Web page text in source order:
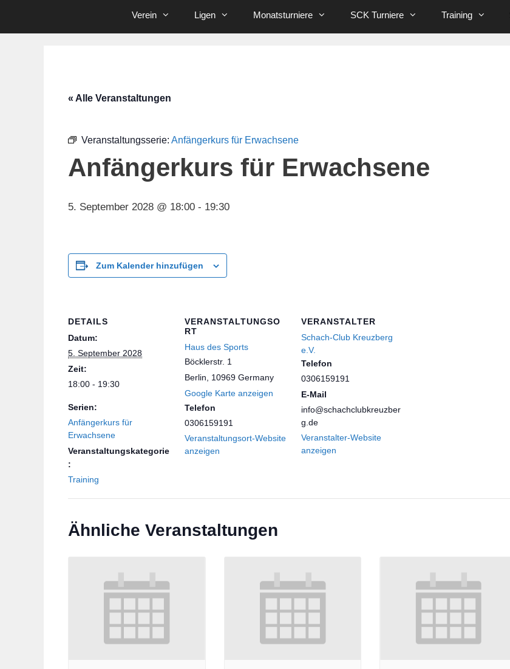
Verein Ligen Monatsturniere SCK Turniere Training
« Alle Veranstaltungen
Veranstaltungsserie: Anfängerkurs für Erwachsene
Anfängerkurs für Erwachsene
5. September 2028 @ 18:00 - 19:30
Zum Kalender hinzufügen
DETAILS
Datum:
5. September 2028
Zeit:
18:00 - 19:30
Serien:
Anfängerkurs für
Erwachsene
Veranstaltungskategorie
:
Training
VERANSTALTUNGSO
RT
Haus des Sports
Böcklerstr. 1
Berlin
10969 Germany
Google Karte anzeigen
Telefon
0306159191
Veranstaltungsort-Website
anzeigen
VERANSTALTER
Schach-Club Kreuzberg
e.V.
Telefon
0306159191
E-Mail
info@schachclubkreuzber
g.de
Veranstalter-Website
anzeigen
Ähnliche Veranstaltungen